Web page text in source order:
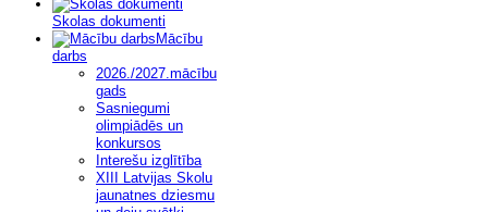
Skolas dokumenti
Mācību
darbs
2026./2027.mācību
gads
Sasniegumi
olimpiādēs un
konkursos
Interešu izglītība
XIII Latvijas Skolu
jaunatnes dziesmu